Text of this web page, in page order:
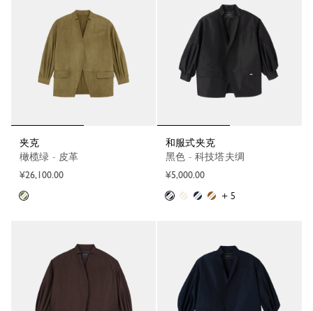
夹克
橄榄绿 - 皮革
¥26,100.00
和服式夹克
黑色 - 科技塔夫绸
¥5,000.00
+ 5